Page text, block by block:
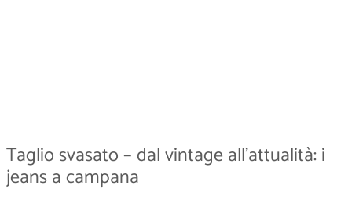
Taglio svasato – dal vintage all’attualità: i
jeans a campana